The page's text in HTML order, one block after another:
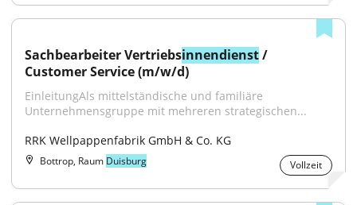
Sachbearbeiter Vertriebsinnendienst /
Customer Service (m/w/d)
EinleitungAls mittelständische und familiäre
Unternehmensgruppe mit mehreren strategischen...
RRK Wellpappenfabrik GmbH & Co. KG
Bottrop, Raum Duisburg Vollzeit